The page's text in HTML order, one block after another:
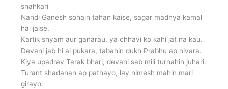
shahkari
Nandi Ganesh sohain tahan kaise, sagar madhya kamal
hai jaise.
Kartik shyam aur ganarau, ya chhavi ko kahi jat na kau.
Devani jab hi ai pukara, tabahin dukh Prabhu ap nivara.
Kiya upadrav Tarak bhari, devani sab mili turnahin juhari.
Turant shadanan ap pathayo, lay nimesh mahin mari
girayo.